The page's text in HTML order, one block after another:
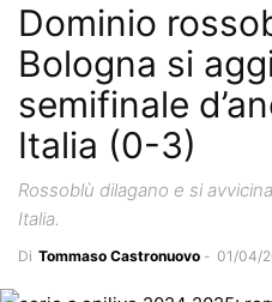
Dominio
Bologna si
semifinale
Italia (0-3)
Rossoblù dilagano e si
Italia.
Di Tommaso Castronuovo - 01/04/